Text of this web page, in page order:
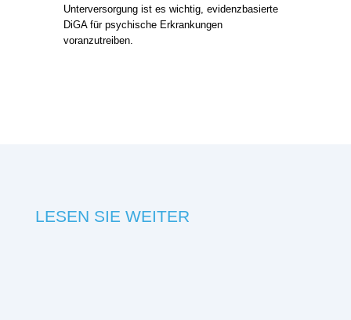
Unterversorgung ist es wichtig, evidenzbasierte
DiGA für psychische Erkrankungen
voranzutreiben.
LESEN SIE WEITER